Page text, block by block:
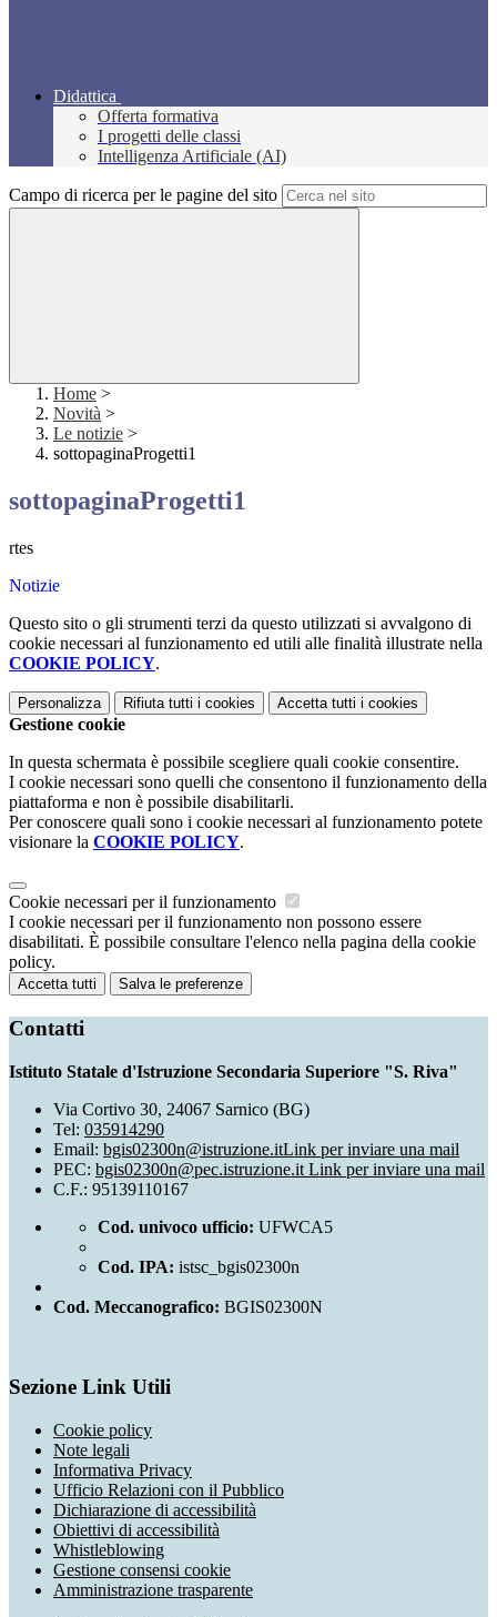
Didattica
Offerta formativa
I progetti delle classi
Intelligenza Artificiale (AI)
Campo di ricerca per le pagine del sito
Home >
Novità >
Le notizie >
sottopaginaProgetti1
sottopaginaProgetti1
rtes
Notizie
Questo sito o gli strumenti terzi da questo utilizzati si avvalgono di
cookie necessari al funzionamento ed utili alle finalità illustrate nella
COOKIE POLICY.
Personalizza Rifiuta tutti i cookies Accetta tutti i cookies
Gestione cookie
In questa schermata è possibile scegliere quali cookie consentire.
I cookie necessari sono quelli che consentono il funzionamento della
piattaforma e non è possibile disabilitarli.
Per conoscere quali sono i cookie necessari al funzionamento potete
visionare la COOKIE POLICY.
Cookie necessari per il funzionamento
I cookie necessari per il funzionamento non possono essere
disabilitati. È possibile consultare l'elenco nella pagina della cookie
policy.
Accetta tutti Salva le preferenze
Contatti
Istituto Statale d'Istruzione Secondaria Superiore "S. Riva"
Via Cortivo 30, 24067 Sarnico (BG)
Tel: 035914290
Email: bgis02300n@istruzione.itLink per inviare una mail
PEC: bgis02300n@pec.istruzione.it Link per inviare una mail
C.F.: 95139110167
Cod. univoco ufficio: UFWCA5
Cod. IPA: istsc_bgis02300n
Cod. Meccanografico: BGIS02300N
Sezione Link Utili
Cookie policy
Note legali
Informativa Privacy
Ufficio Relazioni con il Pubblico
Dichiarazione di accessibilità
Obiettivi di accessibilità
Whistleblowing
Gestione consensi cookie
Amministrazione trasparente